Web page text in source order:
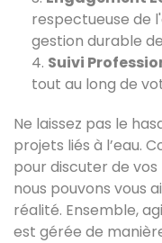
respectueuse de
gestion durable
Suivi
tout au long de
Ne laissez pas le
projets liés à l’eau.
pour discuter de
nous pouvons vous
réalité. Ensemble,
est gérée de